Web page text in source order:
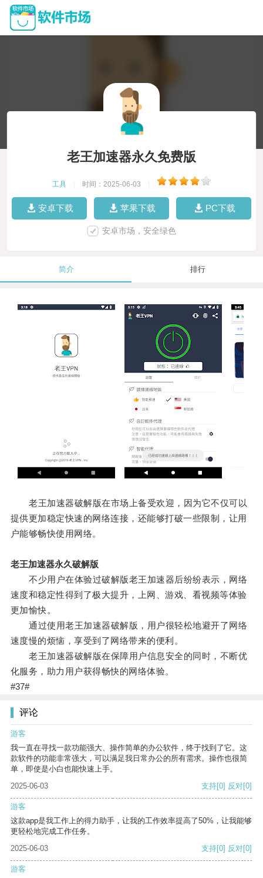
老王加速器永久免费版
工具 时间：2025-06-03
安卓下载 苹果下载 PC下载
安卓市场，安全绿色
简介 排行
老王加速器破解版在市场上备受欢迎，因为它不仅可以
提供更加稳定快速的网络连接，还能够打破一些限制，让用
户能够畅快使用网络。
老王加速器永久破解版
不少用户在体验过破解版老王加速器后纷纷表示，网络
速度和稳定性得到了极大提升，上网、游戏、看视频等体验
更加愉快。
通过使用老王加速器破解版，用户很轻松地避开了网络
速度慢的烦恼，享受到了网络带来的便利。
老王加速器破解版在保障用户信息安全的同时，不断优
化服务，助力用户获得畅快的网络体验。
#37#
评论
游客
我一直在寻找一款功能强大、操作简单的办公软件，终于找到了它。这
款软件的功能非常强大，可以满足我日常办公的所有需求。操作也很简
单，即使是小白也能快速上手。
2025-06-03
支持[0] 反对[0]
游客
这款app是我工作上的得力助手，让我的工作效率提高了50%，让我能够
更轻松地完成工作任务。
2025-06-03
支持[0] 反对[0]
游客